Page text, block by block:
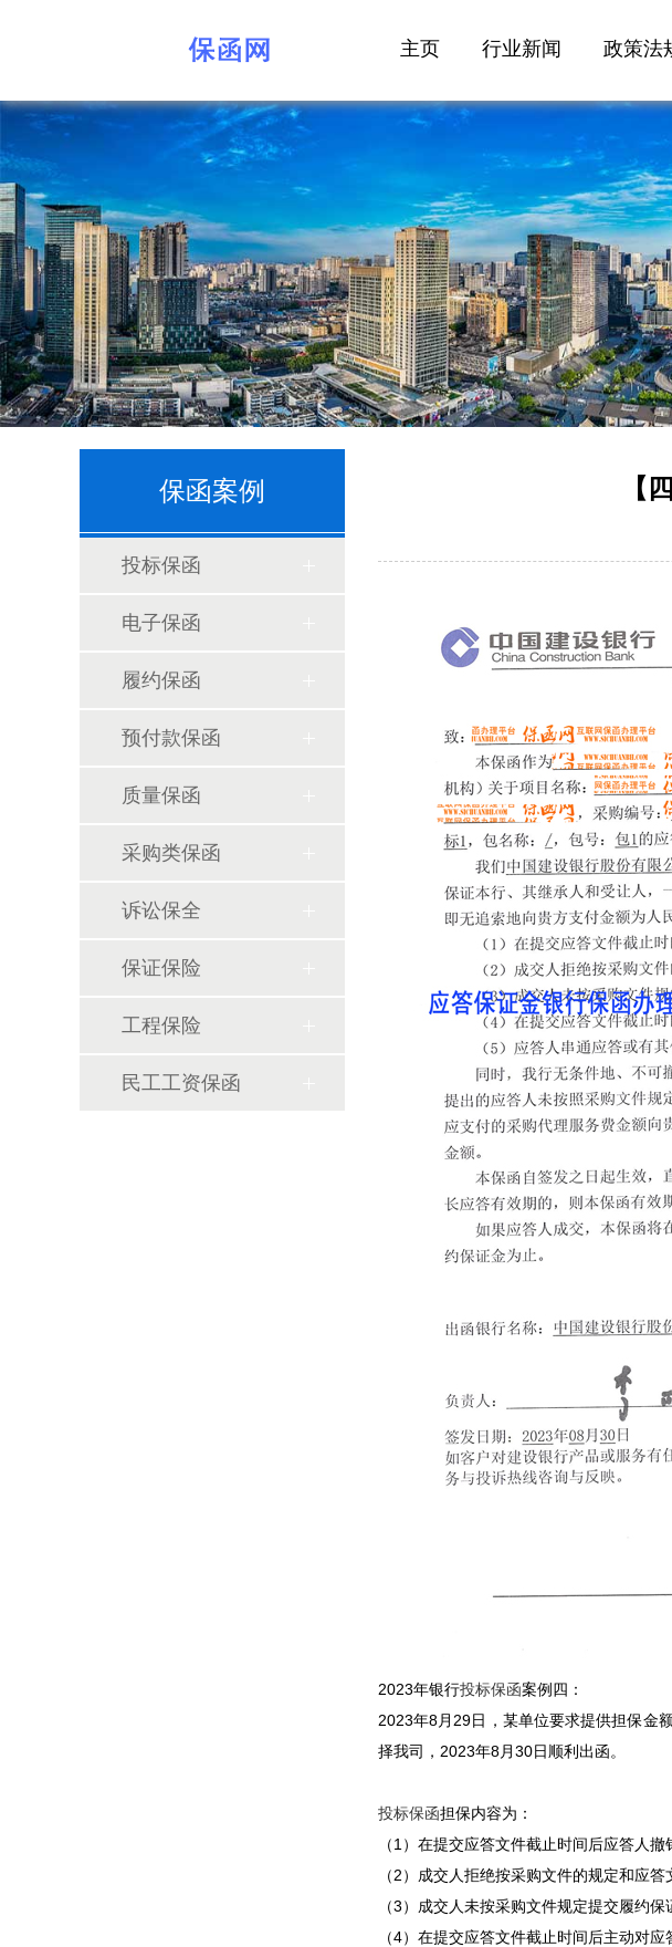
主页 行业新闻 政策法
保函案例
投标保函
电子保函
履约保函
预付款保函
质量保函
采购类保函
诉讼保全
保证保险
工程保险
民工工资保函
【
2023年银行投标保函案例四：
2023年8月29日，某单位要求提供担保金
择我司，2023年8月30日顺利出函。
投标保函担保内容为：
（1）在提交应答文件截止时间后应答人撤
（2）成交人拒绝按采购文件的规定和应答
（3）成交人未按采购文件规定提交履约保
（4）在提交应答文件截止时间后主动对应